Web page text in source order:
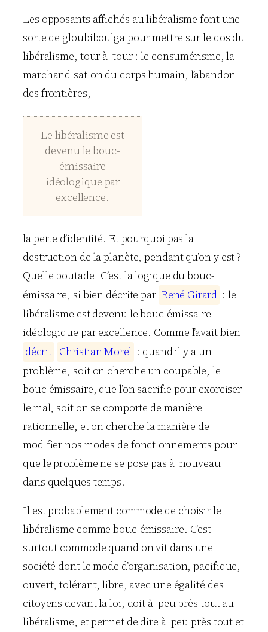
Les opposants affichés au libéralisme font une
sorte de gloubiboulga pour mettre sur le dos du
libéralisme, tour à tour : le consumérisme, la
marchandisation du corps humain, l’abandon
des frontières,
Le libéralisme est
devenu le bouc-
émissaire
idéologique par
excellence.
la perte d’identité. Et pourquoi pas la
destruction de la planète, pendant qu’on y est ?
Quelle boutade ! C’est la logique du bouc-
émissaire, si bien décrite par René Girard : le
libéralisme est devenu le bouc-émissaire
idéologique par excellence. Comme l’avait bien
décrit ChristianMorel : quand il y a un
problème, soit on cherche un coupable, le
bouc émissaire, que l’on sacrifie pour exorciser
le mal, soit on se comporte de manière
rationnelle, et on cherche la manière de
modifier nos modes de fonctionnements pour
que le problème ne se pose pas à nouveau
dans quelques temps.
Il est probablement commode de choisir le
libéralisme comme bouc-émissaire. C’est
surtout commode quand on vit dans une
société dont le mode d’organisation, pacifique,
ouvert, tolérant, libre, avec une égalité des
citoyens devant la loi, doit à peu près tout au
libéralisme, et permet de dire à peu près tout et